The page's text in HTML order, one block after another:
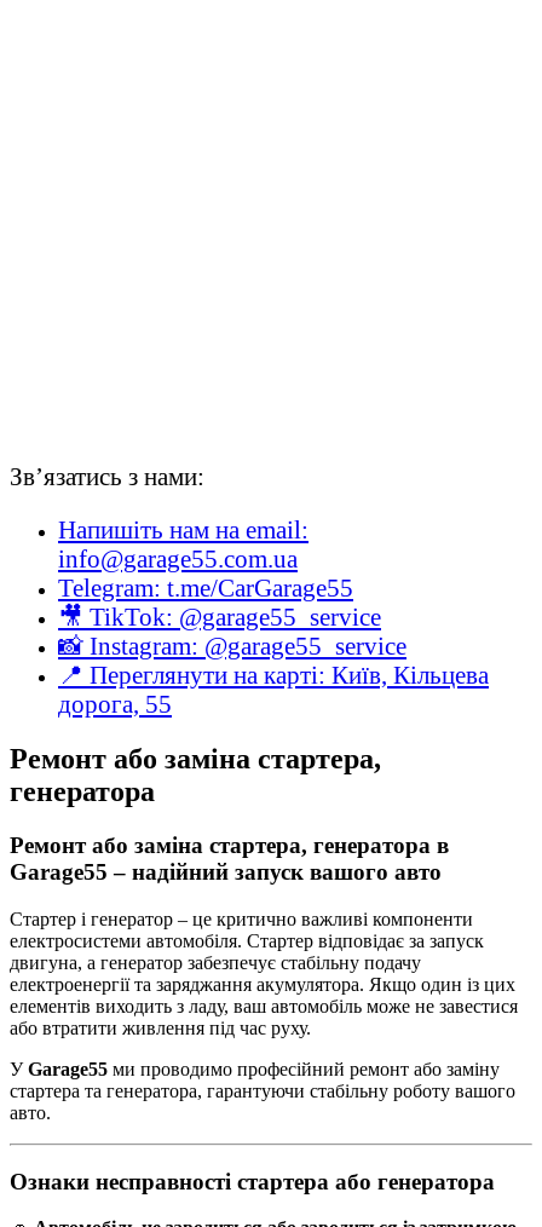
Зв’язатись з нами:
Напишіть нам на email:
info@garage55.com.ua
Telegram: t.me/CarGarage55
🎥 TikTok: @garage55_service
📸 Instagram: @garage55_service
📍 Переглянути на карті: Київ, Кільцева
дорога, 55
Ремонт або заміна стартера,
генератора
Ремонт або заміна стартера, генератора в
Garage55 – надійний запуск вашого авто
Стартер і генератор – це критично важливі компоненти
електросистеми автомобіля. Стартер відповідає за запуск
двигуна, а генератор забезпечує стабільну подачу
електроенергії та заряджання акумулятора. Якщо один із цих
елементів виходить з ладу, ваш автомобіль може не завестися
або втратити живлення під час руху.
УGarage55 ми проводимо професійний ремонт або заміну
стартера та генератора, гарантуючи стабільну роботу вашого
авто.
Ознаки несправності стартера або генератора